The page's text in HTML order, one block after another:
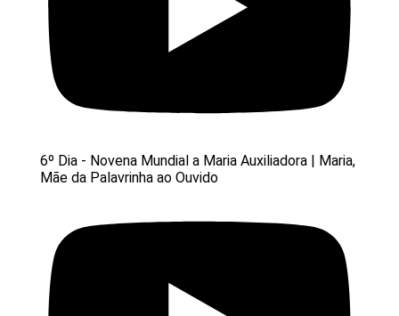
6º Dia - Novena Mundial a Maria Auxiliadora | Maria,
Mãe da Palavrinha ao Ouvido